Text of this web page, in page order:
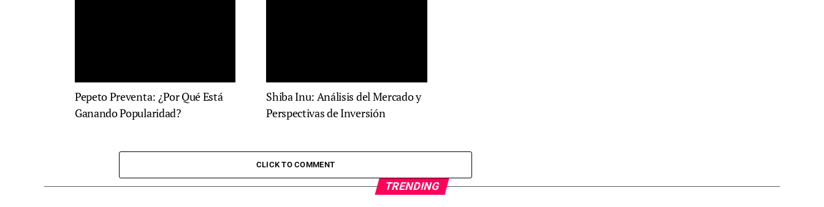
Pepeto Preventa: ¿Por Qué Está
Ganando Popularidad?
Shiba Inu: Análisis del Mercado y
Perspectivas de Inversión
CLICK TO COMMENT
TRENDING